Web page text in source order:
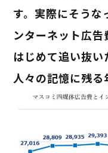
す。実際にそう
ンターネット広
はじめて追い抜い
人々の記憶に残る